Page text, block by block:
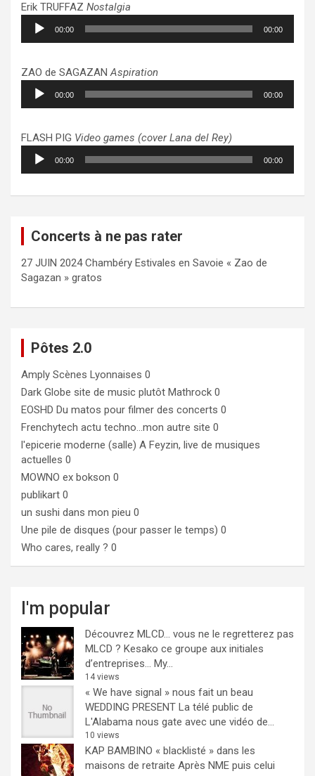
Erik TRUFFAZ Nostalgia
Lecteur
audio
00:00 00:00
ZAO de SAGAZANAspiration
Lecteur
audio
00:00 00:00
FLASH PIG Video games (cover Lana del Rey)
Lecteur
audio
00:00 00:00
Concerts à ne pas rater
27 JUIN 2024 Chambéry Estivales en Savoie « Zao de
Sagazan » gratos
Pôtes 2.0
Amply Scènes Lyonnaises 0
Dark Globe site de music plutôt Mathrock 0
EOSHD Du matos pour filmer des concerts 0
Frenchytech actu techno…mon autre site 0
l'epicerie moderne (salle) A Feyzin, live de musiques
actuelles 0
MOWNO ex bokson 0
publikart 0
un sushi dans mon pieu 0
Une pile de disques (pour passer le temps) 0
Who cares, really ? 0
I'm popular
Découvrez MLCD… vous ne le regretterez pas
MLCD ? Kesako ce groupe aux initiales
d’entreprises… My...
14 views
« We have signal » nous fait un beau
WEDDING PRESENT La télé public de
L'Alabama nous gate avec une vidéo de...
10 views
KAP BAMBINO « blacklisté » dans les
maisons de retraite Après NME puis celui